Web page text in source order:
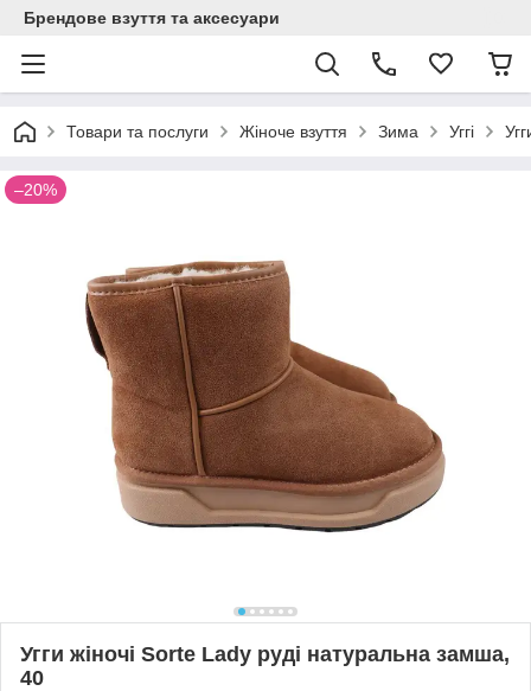
Брендове взуття та аксесуари
Товари та послуги Жіноче взуття Зима Уггі
–20%
Угги жіночі Sorte Lady руді натуральна замша,
40